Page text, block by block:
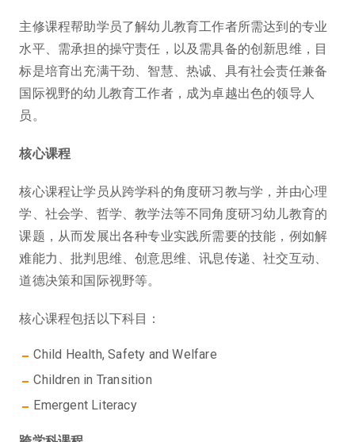
主修课程帮助学员了解幼儿教育工作者所需达到的专业
水平、需承担的操守责任，以及需具备的创新思维，目
标是培育出充满干劲、智慧、热诚、具有社会责任兼备
国际视野的幼儿教育工作者，成为卓越出色的领导人
员。
核心课程
核心课程让学员从跨学科的角度研习教与学，并由心理
学、社会学、哲学、教学法等不同角度研习幼儿教育的
课题，从而发展出各种专业实践所需要的技能，例如解
难能力、批判思维、创意思维、讯息传递、社交互动、
道德决策和国际视野等。
核心课程包括以下科目：
Child Health, Safety and Welfare
Children in Transition
Emergent Literacy